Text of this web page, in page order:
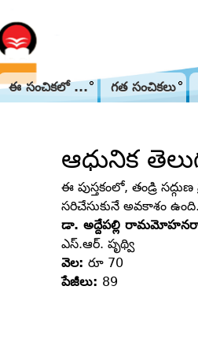
ఈ సంచికలో ... గత సంచికలు
ఆధునిక
ఈ పుస్తకంలో, తండ్రి
సరిచేసుకునే అవకాశం
డా. అద్దేపల్లి
ఎస్‌.ఆర్‌. పృథ్వి
వెల:రూ 70
పేజీలు: 89